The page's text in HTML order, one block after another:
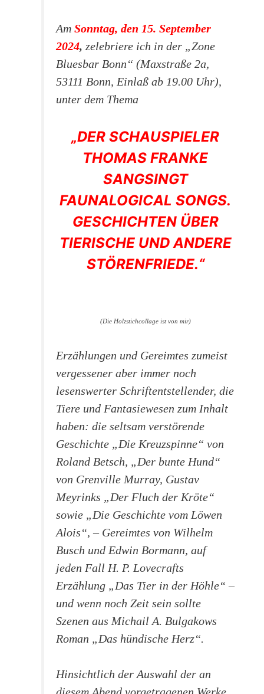
Am Sonntag, den 15. September
2024, zelebriere ich in der „Zone
Bluesbar Bonn“ (Maxstraße 2a,
53111 Bonn, Einlaß ab 19.00 Uhr),
unter dem Thema
„DER SCHAUSPIELER
THOMAS FRANKE
SANGSINGT
FAUNALOGICAL SONGS.
GESCHICHTEN ÜBER
TIERISCHE UND ANDERE
STÖRENFRIEDE.“
(Die Holzstichcollage ist von mir)
Erzählungen und Gereimtes zumeist
vergessener aber immer noch
lesenswerter Schriftentstellender, die
Tiere und Fantasiewesen zum Inhalt
haben: die seltsam verstörende
Geschichte „Die Kreuzspinne“ von
Roland Betsch, „Der bunte Hund“
von Grenville Murray, Gustav
Meyrinks „Der Fluch der Kröte“
sowie „Die Geschichte vom Löwen
Alois“, – Gereimtes von Wilhelm
Busch und Edwin Bormann, auf
jeden Fall H. P. Lovecrafts
Erzählung „Das Tier in der Höhle“ –
und wenn noch Zeit sein sollte
Szenen aus Michail A. Bulgakows
Roman „Das hündische Herz“.
Hinsichtlich der Auswahl der an